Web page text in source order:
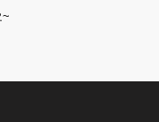
~